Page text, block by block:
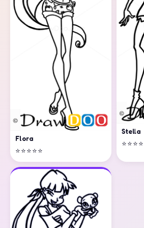
Flora
⭐⭐⭐⭐⭐
Stella